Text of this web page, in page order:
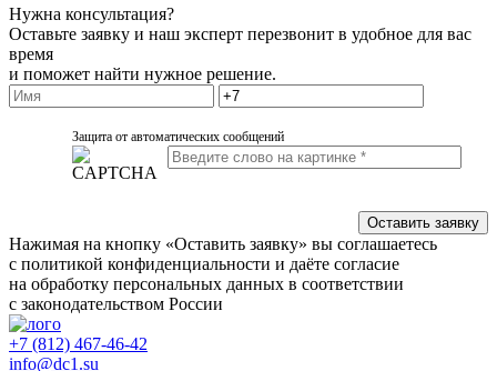
Нужна консультация?
Оставьте заявку и наш эксперт перезвонит в удобное для вас
время
и поможет найти нужное решение.
Защита от автоматических сообщений
Нажимая на кнопку «Оставить заявку» вы соглашаетесь
с политикой конфиденциальности и даёте согласие
на обработку персональных данных в соответствии
с законодательством России
+7 (812) 467-46-42
info@dc1.su